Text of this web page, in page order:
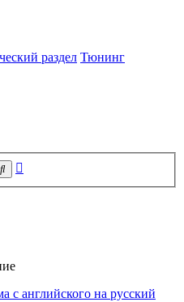
раздел Тюнинг
Поиск
с английского на русский